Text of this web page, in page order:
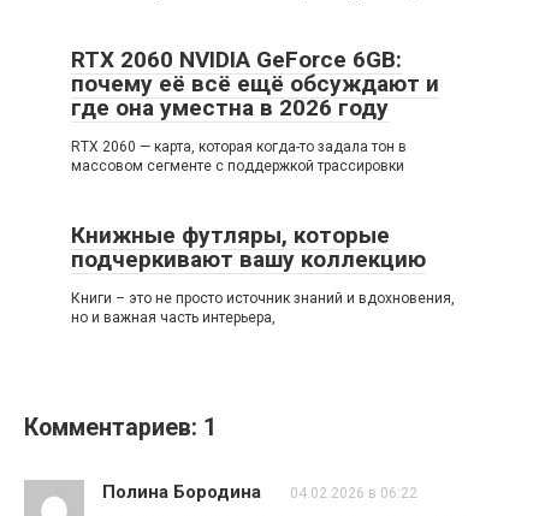
RTX 2060 NVIDIA GeForce 6GB:
почему её всё ещё обсуждают и
где она уместна в 2026 году
RTX 2060 — карта, которая когда-то задала тон в
массовом сегменте с поддержкой трассировки
Книжные футляры, которые
подчеркивают вашу коллекцию
Книги – это не просто источник знаний и вдохновения,
но и важная часть интерьера,
Комментариев: 1
Полина Бородина 04.02.2026 в 06:22